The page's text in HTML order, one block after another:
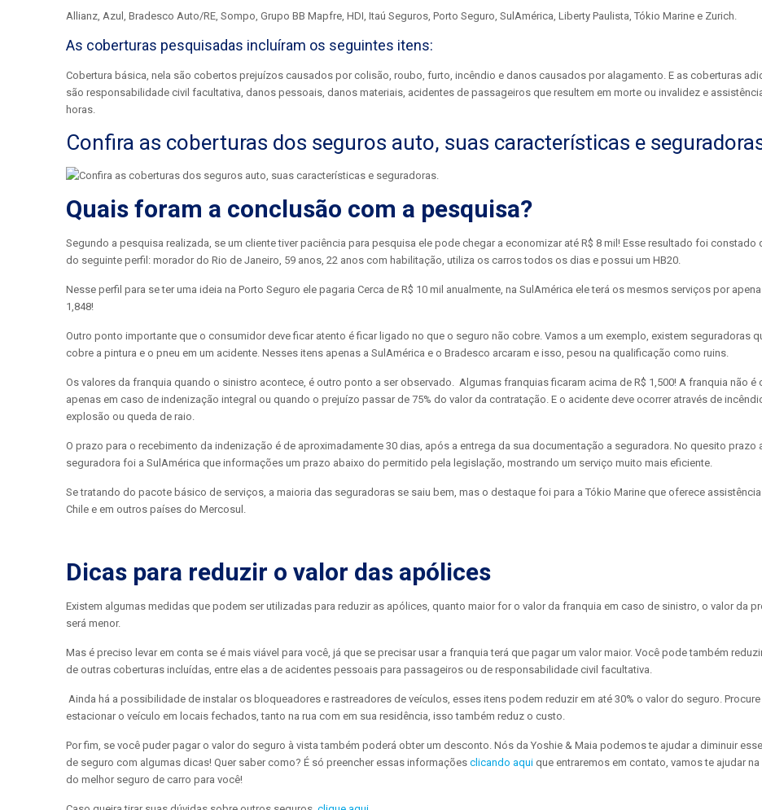
Allianz, Azul, Bradesco Auto/RE, Sompo, Grupo BB Mapfre, HDI, Itaú Seguros, Porto Seguro, SulAmérica, Liberty Paulista, Tókio Marine e Zurich.
As coberturas pesquisadas incluíram os seguintes itens:
Cobertura básica, nela são cobertos prejuízos causados por colisão, roubo, furto, incêndio e danos causados por alagamento. E as coberturas
são responsabilidade civil facultativa, danos pessoais, danos materiais, acidentes de passageiros que resultem em morte ou invalidez e
horas.
Confira as coberturas dos seguros auto, suas características e
Quais foram a conclusão com a pesquisa?
Segundo a pesquisa realizada, se um cliente tiver paciência para pesquisa ele pode chegar a economizar até R$ 8 mil! Esse resultado foi constado
do seguinte perfil: morador do Rio de Janeiro, 59 anos, 22 anos com habilitação, utiliza os carros todos os dias e possui um HB20.
Nesse perfil para se ter uma ideia na Porto Seguro ele pagaria Cerca de R$ 10 mil anualmente, na SulAmérica ele terá os mesmos serviços por
1,848!
Outro ponto importante que o consumidor deve ficar atento é ficar ligado no que o seguro não cobre. Vamos a um exemplo, existem seguradoras
cobre a pintura e o pneu em um acidente. Nesses itens apenas a SulAmérica e o Bradesco arcaram e isso, pesou na qualificação como ruins.
Os valores da franquia quando o sinistro acontece, é outro ponto a ser observado. Algumas franquias ficaram acima de R$ 1,500! A franquia não é
apenas em caso de indenização integral ou quando o prejuízo passar de 75% do valor da contratação. E o acidente deve ocorrer através de
explosão ou queda de raio.
O prazo para o recebimento da indenização é de aproximadamente 30 dias, após a entrega da sua documentação a seguradora. No quesito prazo
seguradora foi a SulAmérica que informações um prazo abaixo do permitido pela legislação, mostrando um serviço muito mais eficiente.
Se tratando do pacote básico de serviços, a maioria das seguradoras se saiu bem, mas o destaque foi para a Tókio Marine que oferece
Chile e em outros países do Mercosul.
Dicas para reduzir o valor das apólices
Existem algumas medidas que podem ser utilizadas para reduzir as apólices, quanto maior for o valor da franquia em caso de sinistro, o valor da
será menor.
Mas é preciso levar em conta se é mais viável para você, já que se precisar usar a franquia terá que pagar um valor maior. Você pode também
de outras coberturas incluídas, entre elas a de acidentes pessoais para passageiros ou de responsabilidade civil facultativa.
Ainda há a possibilidade de instalar os bloqueadores e rastreadores de veículos, esses itens podem reduzir em até 30% o valor do seguro.
estacionar o veículo em locais fechados, tanto na rua com em sua residência, isso também reduz o custo.
Por fim, se você puder pagar o valor do seguro à vista também poderá obter um desconto. Nós da Yoshie & Maia podemos te ajudar a diminuir
de seguro com algumas dicas! Quer saber como? É só preencher essas informações clicando aqui que entraremos em contato, vamos te ajudar
do melhor seguro de carro para você!